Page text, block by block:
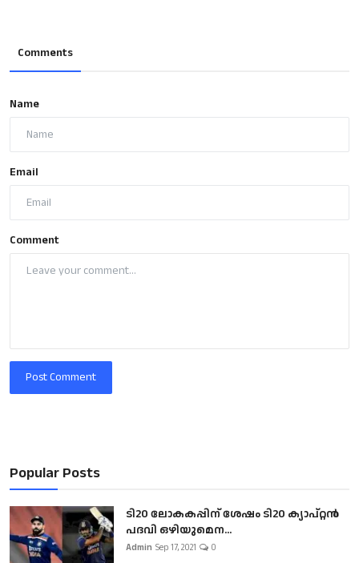
Comments
Name
Email
Comment
Post Comment
Popular Posts
ടി20 ലോകകപ്പിന് ശേഷം ടി20 ക്യാപ്റ്റൻ
പദവി ഒഴിയുമെന...
Admin Sep 17, 2021 0